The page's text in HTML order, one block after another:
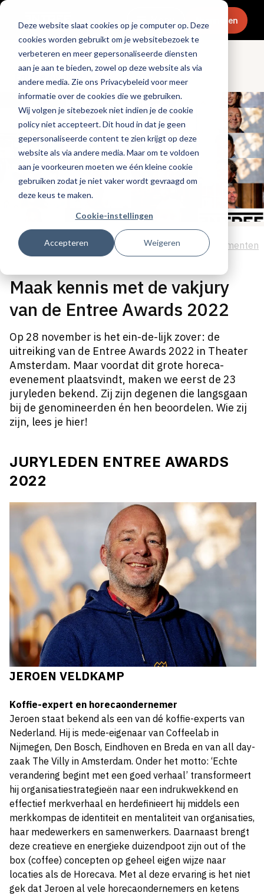
Deze website slaat cookies op je computer op. Deze
cookies worden gebruikt om je websitebezoek te
verbeteren en meer gepersonaliseerde diensten
aan je aan te bieden, zowel op deze website als via
andere media. Zie ons Privacybeleid voor meer
informatie over de cookies die we gebruiken.
Wij volgen je sitebezoek niet indien je de cookie
policy niet accepteert. Dit houd in dat je geen
gepersonaliseerde content te zien krijgt op deze
website als via andere media. Maar om te voldoen
aan je voorkeuren moeten we één kleine cookie
gebruiken zodat je niet vaker wordt gevraagd om
deze keus te maken.
Cookie-instellingen
Accepteren Weigeren
Menu Abonneren
Entree Awards
Tags: entree awards 2022 entree awards
evenementen
Gepubliceerd op: 25 augustus 2022
Maak kennis met de vakjury
van de Entree Awards 2022
Op 28 november is het ein-de-lijk zover: de
uitreiking van de Entree Awards 2022 in Theater
Amsterdam. Maar voordat dit grote horeca-
evenement plaatsvindt, maken we eerst de 23
juryleden bekend. Zij zijn degenen die langsgaan
bij de genomineerden én hen beoordelen. Wie zij
zijn, lees je hier!
JURYLEDEN ENTREE AWARDS
2022
JEROEN VELDKAMP
Koffie-expert en horecaondernemer
Jeroen staat bekend als een van dé koffie-experts van
Nederland. Hij is mede-eigenaar van Coffeelab in
Nijmegen, Den Bosch, Eindhoven en Breda en van all day-
zaak The Villy in Amsterdam. Onder het motto: ‘Echte
verandering begint met een goed verhaal’ transformeert
hij organisatiestrategieën naar een indrukwekkend en
effectief merkverhaal en herdefinieert hij middels een
merkkompas de identiteit en mentaliteit van organisaties,
haar medewerkers en samenwerkers. Daarnaast brengt
deze creatieve en energieke duizendpoot zijn out of the
box (coffee) concepten op geheel eigen wijze naar
locaties als de Horecava. Met al deze ervaring is het niet
gek dat Jeroen al vele horecaondernemers en ketens